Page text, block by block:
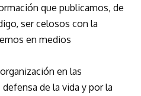
que publicamos, de
ser celosos con la
en medios
en las
de la vida y por la